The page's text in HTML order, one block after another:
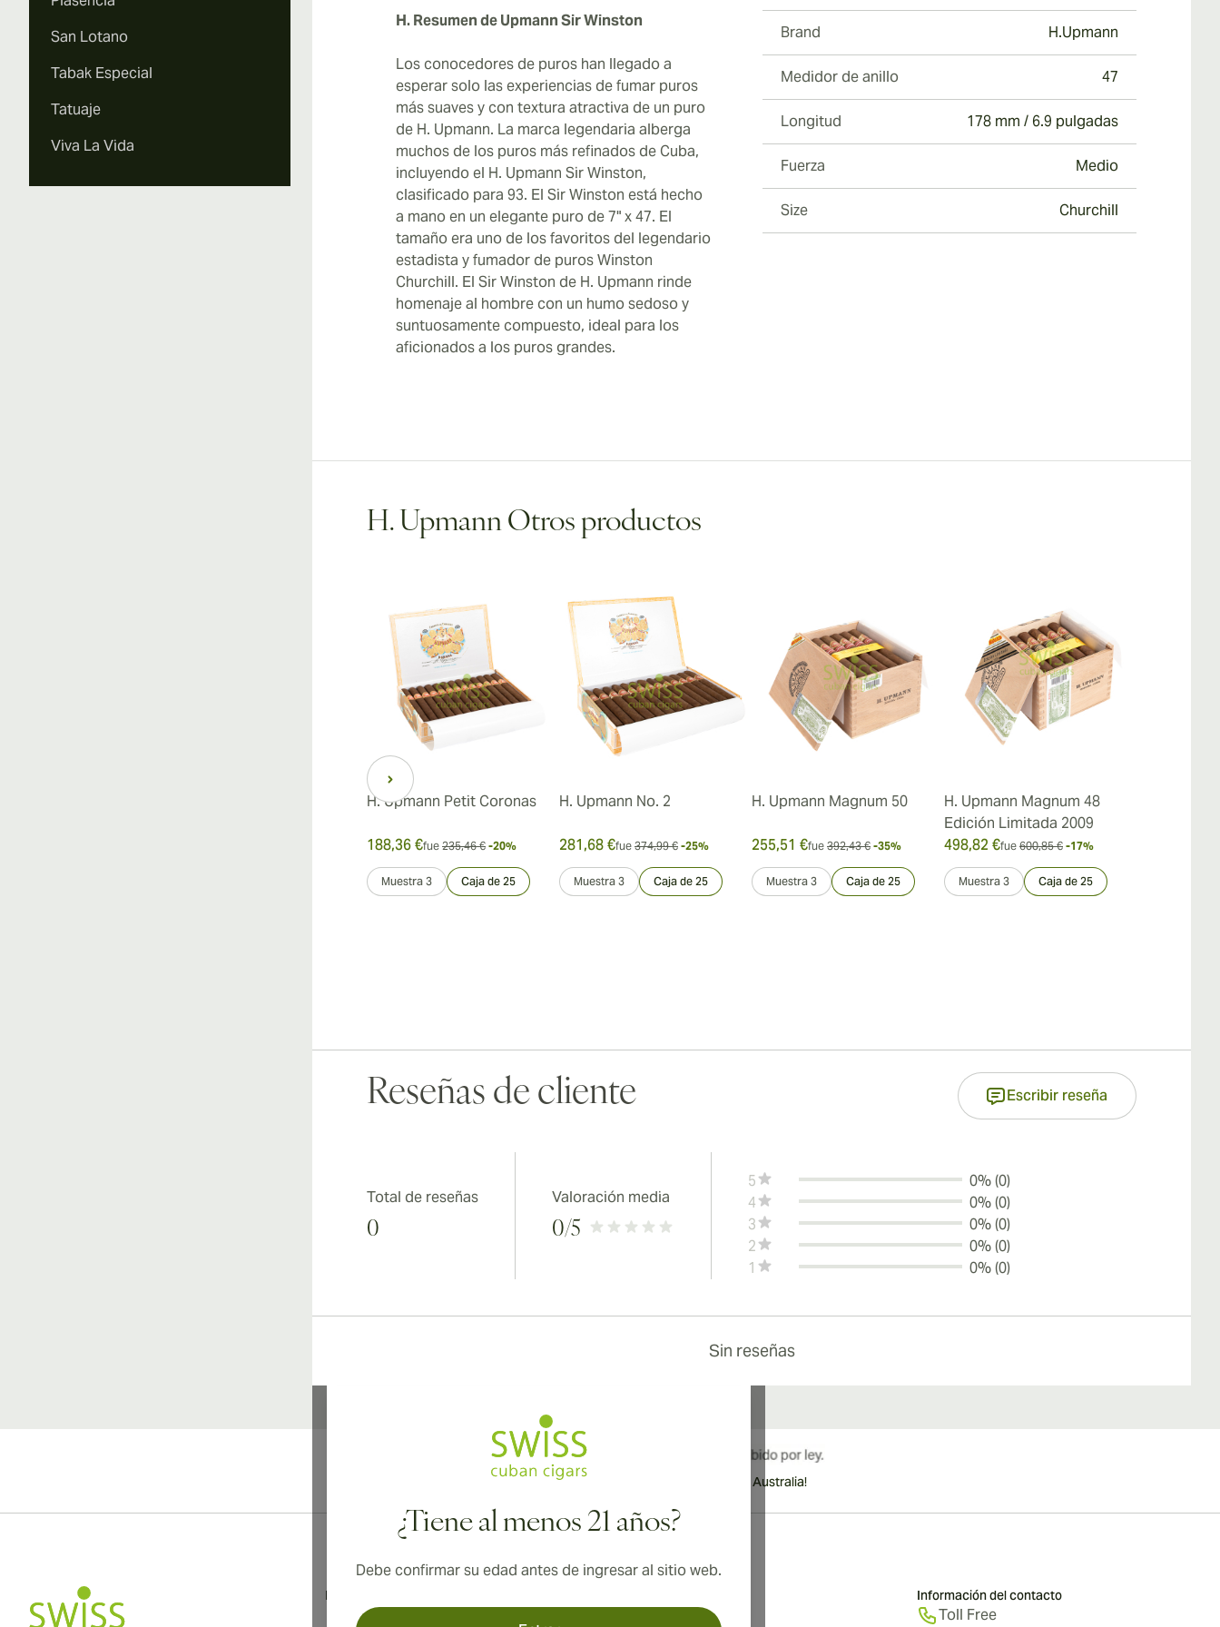
San Lotano
Tabak Especial
Tatuaje
Viva La Vida
H. Resumen de Upmann Sir Winston
Los conocedores de puros han llegado a
esperar solo las experiencias de fumar puros
más suaves y con textura atractiva de un puro
de H. Upmann. La marca legendaria alberga
muchos de los puros más refinados de Cuba,
incluyendo el H. Upmann Sir Winston,
clasificado para 93. El Sir Winston está hecho
a mano en un elegante puro de 7" x 47. El
tamaño era uno de los favoritos del legendario
estadista y fumador de puros Winston
Churchill. El Sir Winston de H. Upmann rinde
homenaje al hombre con un humo sedoso y
suntuosamente compuesto, ideal para los
aficionados a los puros grandes.
Brand H.Upmann
Medidor de anillo 47
Longitud 178 mm / 6.9 pulgadas
Fuerza Medio
Size Churchill
H. Upmann Otros productos
H. Upmann Petit Coronas
188,36 €fue 235,46 € -20%
Muestra 3 Caja de 25
H. Upmann No. 2
281,68 €fue 374,99 € -25%
Muestra 3 Caja de 25
H. Upmann Magnum 50
255,51 €fue 392,43 € -35%
Muestra 3 Caja de 25
H. Upmann Magnum 48
Edición Limitada 2009
498,82 €fue 600,85 € -17%
Muestra 3 Caja de 25
Reseñas de cliente Escribir reseña
Total de reseñas
0
Valoración media
0/5
5
0% (0)
4
0% (0)
3
0% (0)
2
0% (0)
1
0% (0)
Sin reseñas
¿Tiene al menos 21 años?
Debe confirmar su edad antes de ingresar al sitio web.
¡Envío internacional disponible a Canadá, Reino Unido y Australia!
Información Información del contacto
Toll Free